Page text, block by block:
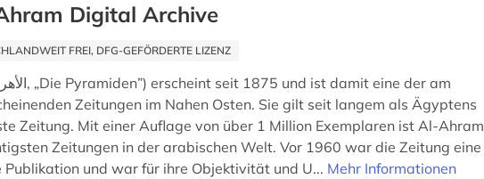
Digital Archive
FREI, DFG-GEFÖRDERTE LIZENZ
Zeitungen im Nahen Osten. Sie gilt seit langem als Ägyptens
Zeitung. Mit einer Auflage von über 1 Million Exemplaren ist Al-Ahram
Zeitungen in der arabischen Welt. Vor 1960 war die Zeitung eine
Publikation und war für ihre Objektivität und U... Mehr Informationen